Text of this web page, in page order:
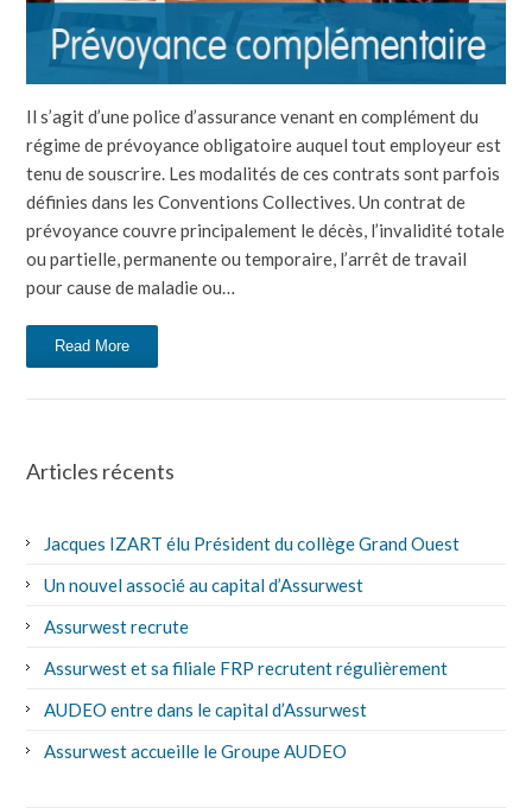
Il s’agit d’une police d’assurance venant en complément du
régime de prévoyance obligatoire auquel tout employeur est
tenu de souscrire. Les modalités de ces contrats sont parfois
définies dans les Conventions Collectives. Un contrat de
prévoyance couvre principalement le décès, l’invalidité totale
ou partielle, permanente ou temporaire, l’arrêt de travail
pour cause de maladie ou…
Read More
Articles récents
Jacques IZART élu Président du collège Grand Ouest
Un nouvel associé au capital d’Assurwest
Assurwest recrute
Assurwest et sa filiale FRP recrutent régulièrement
AUDEO entre dans le capital d’Assurwest
Assurwest accueille le Groupe AUDEO